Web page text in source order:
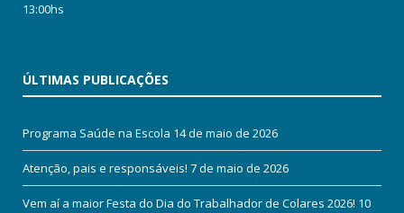
13:00hs
ÚLTIMAS PUBLICAÇÕES
Programa Saúde na Escola 14 de maio de 2026
Atenção, pais e responsáveis! 7 de maio de 2026
Vem aí a maior Festa do Dia do Trabalhador de Colares 2026! 10